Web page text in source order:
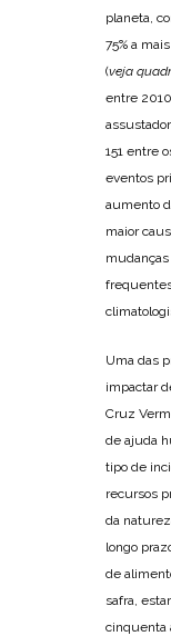
planeta,
75% a
(veja
entre
151 entre
eventos
aumento
maior
Uma das
impactar
Cruz
de ajuda
tipo de
recursos
da
longo
de
safra,
cinquenta